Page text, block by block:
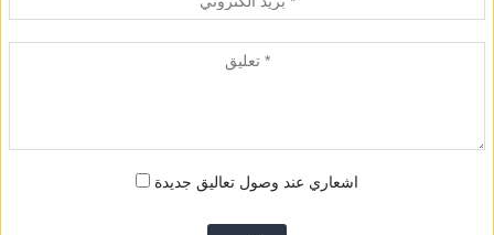
اشعاري عند وصول تعاليق جديدة